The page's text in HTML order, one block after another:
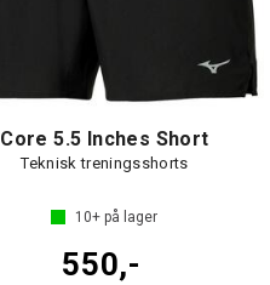
Core 5.5 Inches Short
Teknisk treningsshorts
10+ på lager
550,-